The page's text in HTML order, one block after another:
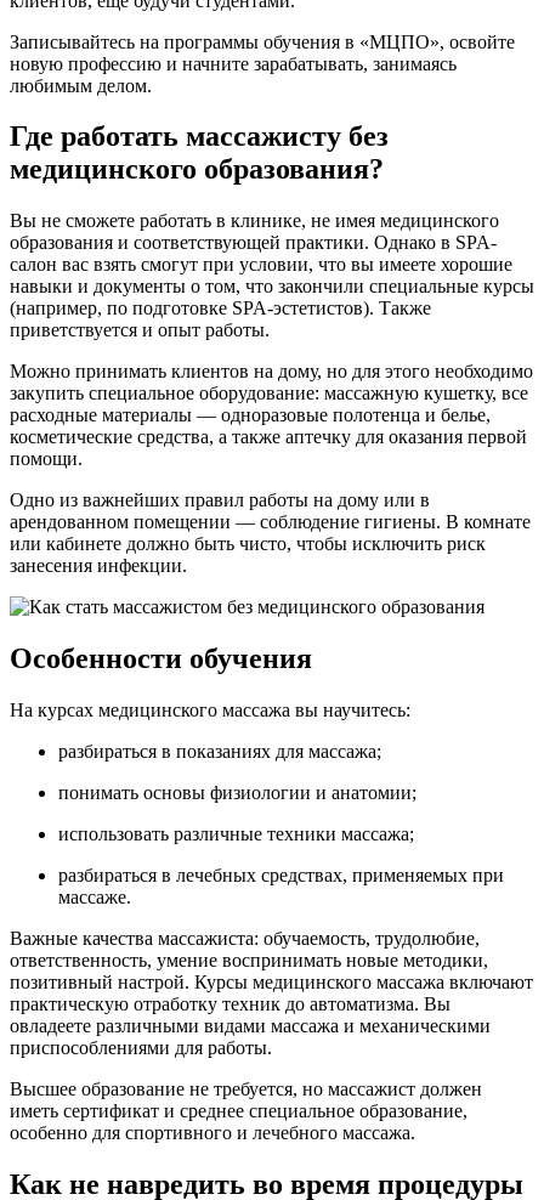
Записывайтесь на программы обучения в «МЦПО», освойте
новую профессию и начните зарабатывать, занимаясь
любимым делом.
Где работать массажисту без
медицинского образования?
Вы не сможете работать в клинике, не имея медицинского
образования и соответствующей практики. Однако в SPA-
салон вас взять смогут при условии, что вы имеете хорошие
навыки и документы о том, что закончили специальные курсы
(например, по подготовке SPA-эстетистов). Также
приветствуется и опыт работы.
Можно принимать клиентов на дому, но для этого необходимо
закупить специальное оборудование: массажную кушетку, все
расходные материалы — одноразовые полотенца и белье,
косметические средства, а также аптечку для оказания первой
помощи.
Одно из важнейших правил работы на дому или в
арендованном помещении — соблюдение гигиены. В комнате
или кабинете должно быть чисто, чтобы исключить риск
занесения инфекции.
Особенности обучения
На курсах медицинского массажа вы научитесь:
разбираться в показаниях для массажа;
понимать основы физиологии и анатомии;
использовать различные техники массажа;
разбираться в лечебных средствах, применяемых при
массаже.
Важные качества массажиста: обучаемость, трудолюбие,
ответственность, умение воспринимать новые методики,
позитивный настрой. Курсы медицинского массажа включают
практическую отработку техник до автоматизма. Вы
овладеете различными видами массажа и механическими
приспособлениями для работы.
Высшее образование не требуется, но массажист должен
иметь сертификат и среднее специальное образование,
особенно для спортивного и лечебного массажа.
Как не навредить во время процедуры